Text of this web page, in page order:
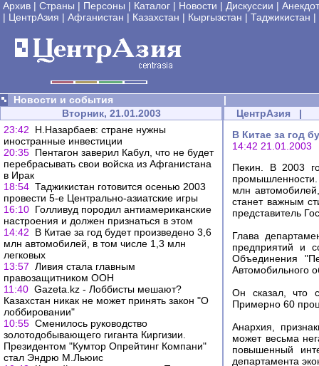
Архив | Страны | Персоны | Каталог | Новости | Дискуссии |
| ЦентрАзия | Афганистан | Казахстан | Кыргызстан | Таджикистан |
Новости и события
|
Вторник, 21.01.2003
23:42
Н.Назарбаев: стране нужны
иностранные инвестиции
20:35 Пентагон заверил Кабул, что не будет
перебрасывать свои войска из Афганистана
в Ирак
18:54 Таджикистан готовится осенью 2003
провести 5-е Центрально-азиатские игры
16:10 Голливуд породил антиамериканские
настроения и должен признаться в этом
14:42
В Китае за год будет произведено 3,6
млн автомобилей, в том числе 1,3 млн
легковых
13:57 Ливия стала главным
правозащитником ООН
11:40 Gazeta.kz - Лоббисты мешают?
Казахстан никак не может принять закон "О
лоббировании"
10:55 Сменилось руководство
золотодобывающего гиганта Киргизии.
Президентом "Кумтор Опрейтинг Компани"
стал Эндрю М.Льюис
ЦентрАзия |
В Китае за год
14:42 21.01.2003
Пекин. В 2003
млн
станет важным
представитель
Глава
предприятий и
Объединения
Автомобильного
Он сказал, что
Примерно 60
Анархия,
может весьма
повышенный
департамента